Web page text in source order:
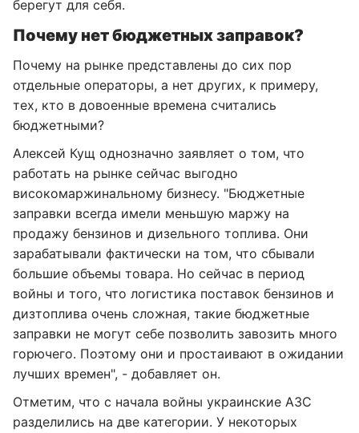
берегут для себя.
Почему нет бюджетных заправок?
Почему на рынке представлены до сих пор
отдельные операторы, а нет других, к примеру,
тех, кто в довоенные времена считались
бюджетными?
Алексей Кущ однозначно заявляет о том, что
работать на рынке сейчас выгодно
високомаржинальному бизнесу. "Бюджетные
заправки всегда имели меньшую маржу на
продажу бензинов и дизельного топлива. Они
зарабатывали фактически на том, что сбывали
большие объемы товара. Но сейчас в период
войны и того, что логистика поставок бензинов и
дизтоплива очень сложная, такие бюджетные
заправки не могут себе позволить завозить много
горючего. Поэтому они и простаивают в ожидании
лучших времен", - добавляет он.
Отметим, что с начала войны украинские АЗС
разделились на две категории. У некоторых